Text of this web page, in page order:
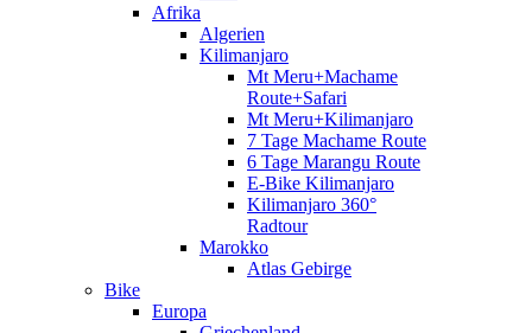
Afrika
Algerien
Kilimanjaro
Mt Meru+Machame
Route+Safari
Mt Meru+Kilimanjaro
7 Tage Machame Route
6 Tage Marangu Route
E-Bike Kilimanjaro
Kilimanjaro 360°
Radtour
Marokko
Atlas Gebirge
Bike
Europa